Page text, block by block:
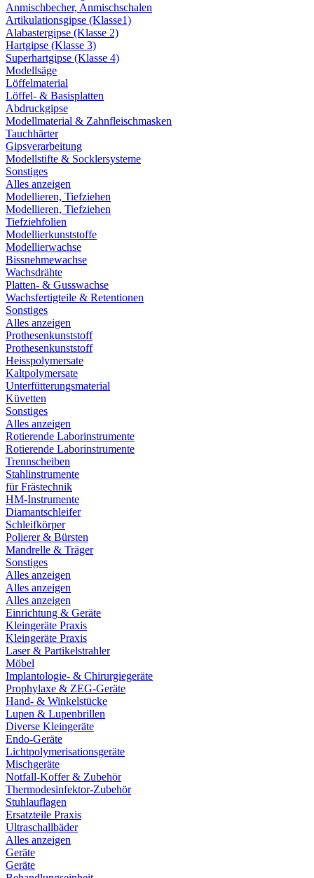
Anmischbecher, Anmischschalen
Artikulationsgipse (Klasse1)
Alabastergipse (Klasse 2)
Hartgipse (Klasse 3)
Superhartgipse (Klasse 4)
Modellsäge
Löffelmaterial
Löffel- & Basisplatten
Abdruckgipse
Modellmaterial & Zahnfleischmasken
Tauchhärter
Gipsverarbeitung
Modellstifte & Socklersysteme
Sonstiges
Alles anzeigen
Modellieren, Tiefziehen
Modellieren, Tiefziehen
Tiefziehfolien
Modellierkunststoffe
Modellierwachse
Bissnehmewachse
Wachsdrähte
Platten- & Gusswachse
Wachsfertigteile & Retentionen
Sonstiges
Alles anzeigen
Prothesenkunststoff
Prothesenkunststoff
Heisspolymersate
Kaltpolymersate
Unterfütterungsmaterial
Küvetten
Sonstiges
Alles anzeigen
Rotierende Laborinstrumente
Rotierende Laborinstrumente
Trennscheiben
Stahlinstrumente
für Frästechnik
HM-Instrumente
Diamantschleifer
Schleifkörper
Polierer & Bürsten
Mandrelle & Träger
Sonstiges
Alles anzeigen
Alles anzeigen
Alles anzeigen
Einrichtung & Geräte
Kleingeräte Praxis
Kleingeräte Praxis
Laser & Partikelstrahler
Möbel
Implantologie- & Chirurgiegeräte
Prophylaxe & ZEG-Geräte
Hand- & Winkelstücke
Lupen & Lupenbrillen
Diverse Kleingeräte
Endo-Geräte
Lichtpolymerisationsgeräte
Mischgeräte
Notfall-Koffer & Zubehör
Thermodesinfektor-Zubehör
Stuhlauflagen
Ersatzteile Praxis
Ultraschallbäder
Alles anzeigen
Geräte
Geräte